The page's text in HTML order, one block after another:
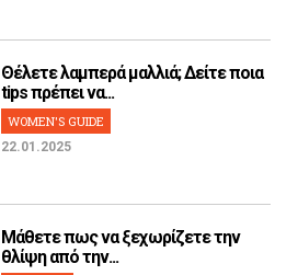
Θέλετε λαμπερά μαλλιά; Δείτε ποια
tips πρέπει να...
WOMEN'S GUIDE
22.01.2025
Μάθετε πως να ξεχωρίζετε την
θλίψη από την...